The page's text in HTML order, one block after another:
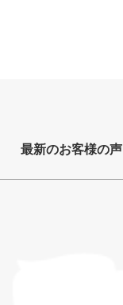
最新のお客様の声